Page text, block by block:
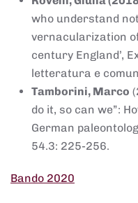
who understand
vernacularization
century England’,
letteratura e
Tamborini, Marco
do it, so can we”:
German
54.3: 225-256.
Bando 2020